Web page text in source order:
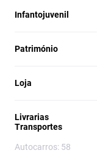
Infantojuvenil
Património
Loja
Livrarias
Transportes
Autocarros: 58